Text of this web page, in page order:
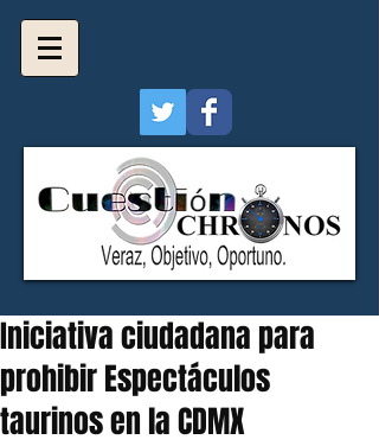
Iniciativa ciudadana para
prohibir Espectáculos
taurinos en la CDMX